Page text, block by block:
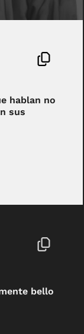
hablan no
sus
bello